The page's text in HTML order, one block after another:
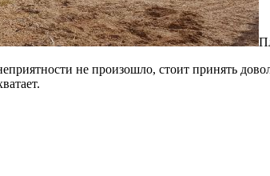
не произошло, стоит принять